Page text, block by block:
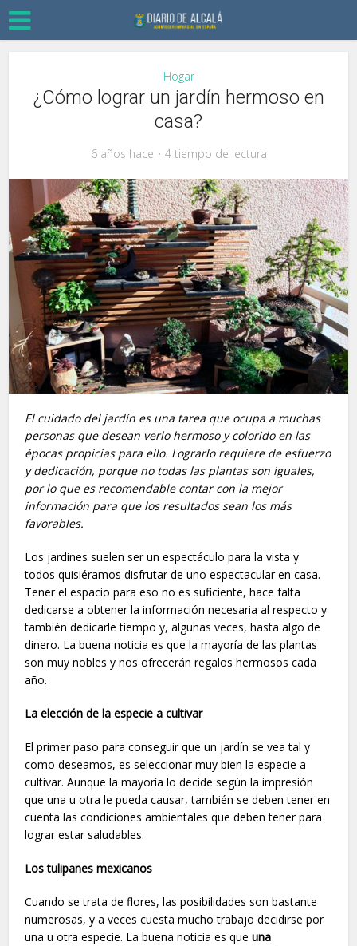
Hogar
¿Cómo lograr un jardín hermoso en
casa?
6 años hace 4 tiempo de lectura
El cuidado del jardín es una tarea que ocupa a muchas
personas que desean verlo hermoso y colorido en las
épocas propicias para ello. Lograrlo requiere de esfuerzo
y dedicación, porque no todas las plantas son iguales,
por lo que es recomendable contar con la mejor
información para que los resultados sean los más
favorables.
Los jardines suelen ser un espectáculo para la vista y
todos quisiéramos disfrutar de uno espectacular en casa.
Tener el espacio para eso no es suficiente, hace falta
dedicarse a obtener la información necesaria al respecto y
también dedicarle tiempo y, algunas veces, hasta algo de
dinero. La buena noticia es que la mayoría de las plantas
son muy nobles y nos ofrecerán regalos hermosos cada
año.
La elección de la especie a cultivar
El primer paso para conseguir que un jardín se vea tal y
como deseamos, es seleccionar muy bien la especie a
cultivar. Aunque la mayoría lo decide según la impresión
que una u otra le pueda causar, también se deben tener en
cuenta las condiciones ambientales que deben tener para
lograr estar saludables.
Los tulipanes mexicanos
Cuando se trata de flores, las posibilidades son bastante
numerosas, y a veces cuesta mucho trabajo decidirse por
una u otra especie. La buena noticia es queuna